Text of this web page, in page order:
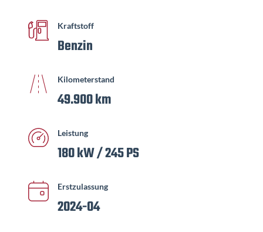
Kraftstoff
Benzin
Kilometerstand
49.900 km
Leistung
180 kW / 245 PS
Erstzulassung
2024-04